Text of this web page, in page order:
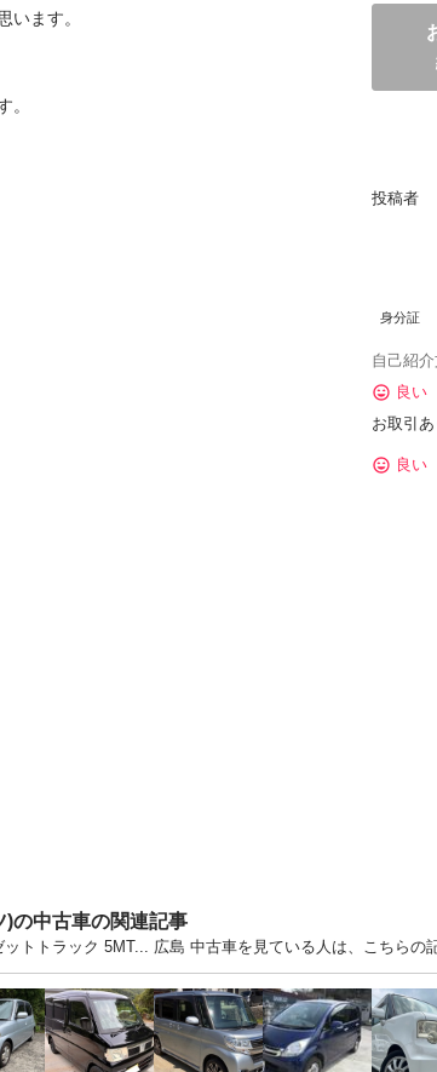
います。
。
投稿者
身分証
自己紹
良い
お取引
良い
の中古車の関連記事
トトラック 5MT... 広島 中古車を見ている人は、こちらの